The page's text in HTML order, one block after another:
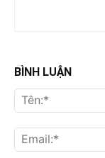
BÌNH LUẬN